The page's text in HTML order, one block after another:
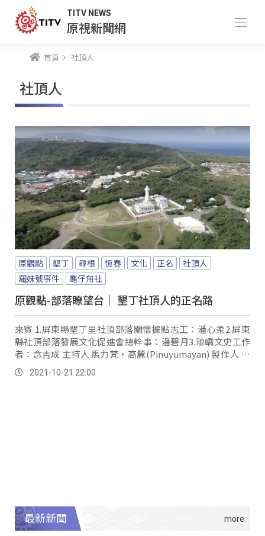
TITV NEWS
原視新聞網
首頁 社頂人
社頂人
原觀點 墾丁 尋根 恆春 文化 正名
社頂人
羅妹號事件
龜仔甪社
原觀點-部落瞭望台｜ 墾丁社頂人的正名路
來賓 1.屏東縣墾丁里社頂部落關懷據點志工：潘心柔2.屏東
縣社頂部落發展文化促進會總幹事：潘碧月3.琅嶠文史工作
者：念吉成 主持人 馬力梵‧高麓(Pinuyumayan) 製作人 勒
格艾(Paiwan)、saljeljeng...。
2021-10-21 22:00
最新新聞